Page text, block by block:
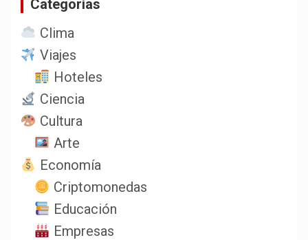
Categorias
Clima
Viajes
Hoteles
Ciencia
Cultura
Arte
Economía
Criptomonedas
Educación
Empresas